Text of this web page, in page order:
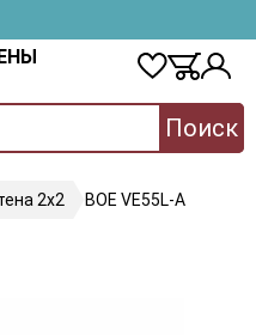
Поиск
2x2 BOE VE55L-A